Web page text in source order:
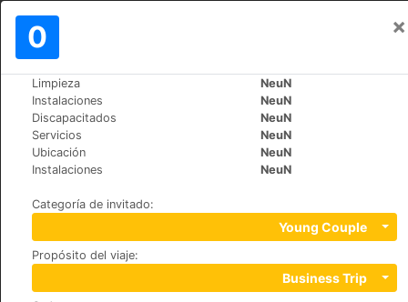
0 ×
Limpieza
NeuN
Instalaciones
NeuN
Discapacitados
NeuN
Servicios
NeuN
Ubicación
NeuN
Instalaciones
NeuN
Categoría de invitado:
Young Couple
Propósito del viaje:
Business Trip
Mundo>Spain
Hotel Rural El Refugio
Calle Cruz de Tejeda S/N, 35328